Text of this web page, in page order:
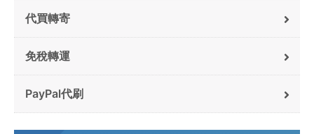
代買轉寄
免稅轉運
PayPal代刷